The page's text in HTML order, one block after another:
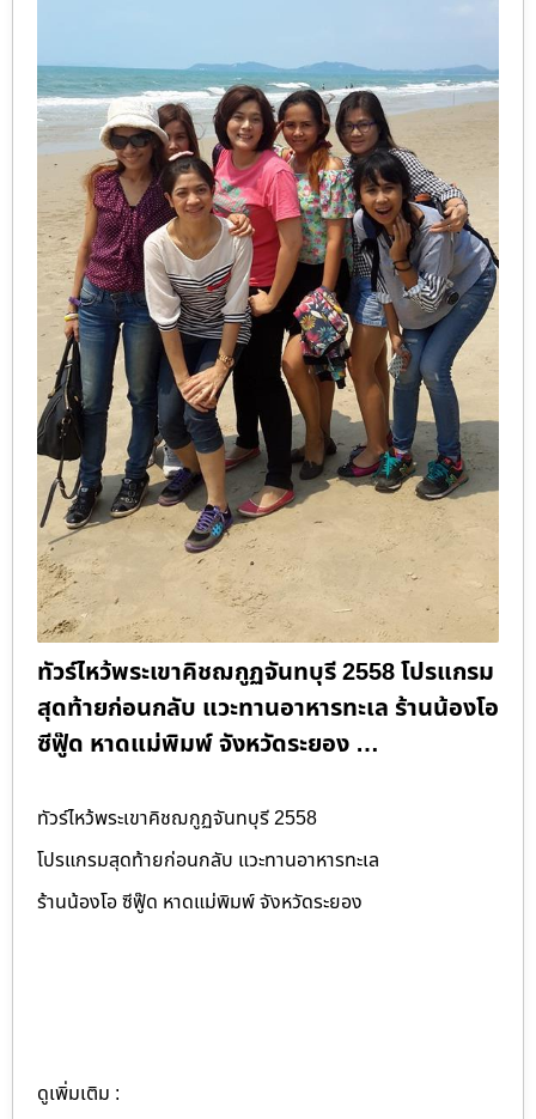
ทัวร์ไหว้พระเขาคิชฌกูฏจันทบุรี 2558 โปรแกรม
สุดท้ายก่อนกลับ แวะทานอาหารทะเล ร้านน้องโอ
ซีฟู๊ด หาดแม่พิมพ์ จังหวัดระยอง …
ทัวร์ไหว้พระเขาคิชฌกูฏจันทบุรี 2558
โปรแกรมสุดท้ายก่อนกลับ แวะทานอาหารทะเล
ร้านน้องโอ ซีฟู๊ด หาดแม่พิมพ์ จังหวัดระยอง
ดูเพิ่มเติม :